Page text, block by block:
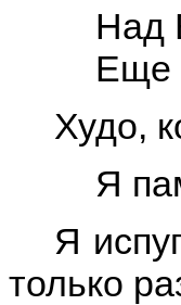
Над
Еще
Худо,
Я
Я
только